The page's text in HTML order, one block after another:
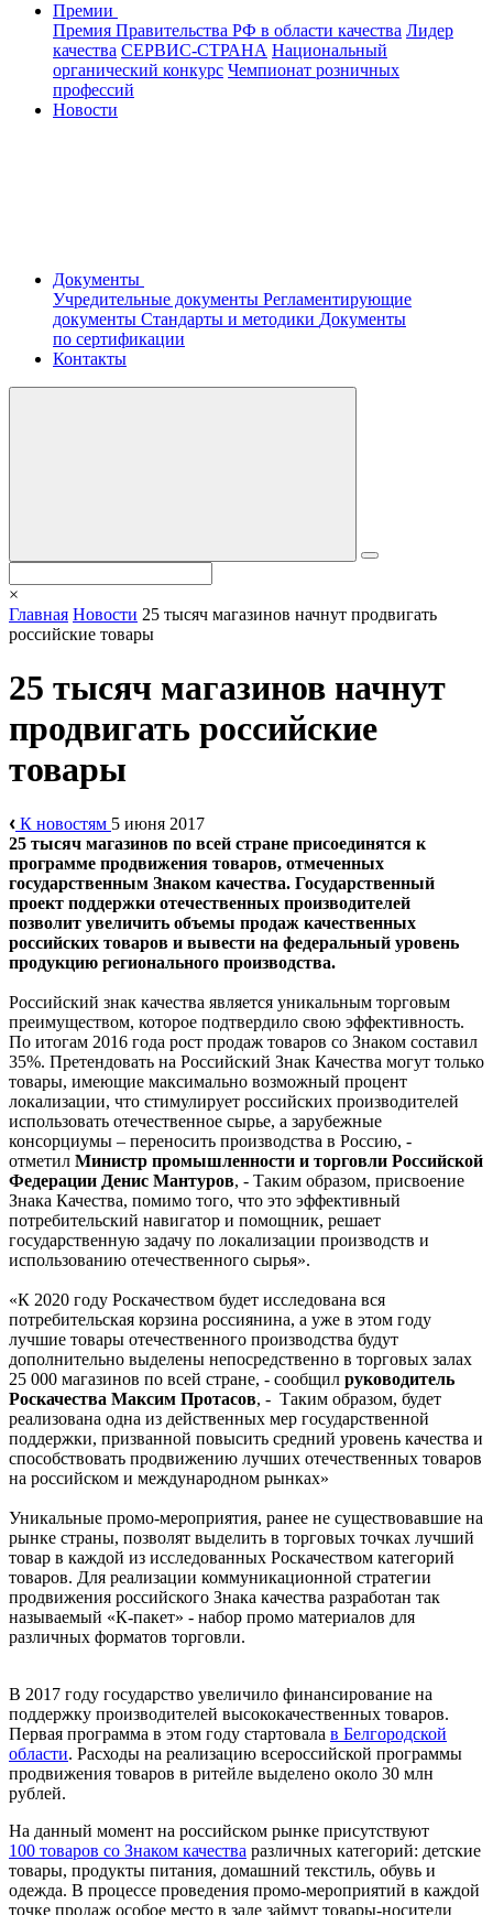
Премии
Премия Правительства РФ в области качества Лидер
качества СЕРВИС-СТРАНА Национальный
органический конкурс Чемпионат розничных
профессий
Новости
Документы
Учредительные документы Регламентирующие
документы Стандарты и методики Документы
по сертификации
Контакты
×
Главная Новости 25 тысяч магазинов начнут продвигать
российские товары
25 тысяч магазинов начнут
продвигать российские
товары
К новостям 5 июня 2017
25 тысяч магазинов по всей стране присоединятся к
программе продвижения товаров, отмеченных
государственным Знаком качества. Государственный
проект поддержки отечественных производителей
позволит увеличить объемы продаж качественных
российских товаров и вывести на федеральный уровень
продукцию регионального производства.
Российский знак качества является уникальным торговым
преимуществом, которое подтвердило свою эффективность.
По итогам 2016 года рост продаж товаров со Знаком составил
35%. Претендовать на Российский Знак Качества могут только
товары, имеющие максимально возможный процент
локализации, что стимулирует российских производителей
использовать отечественное сырье, а зарубежные
консорциумы – переносить производства в Россию, -
отметил Министр промышленности и торговли Российской
Федерации Денис Мантуров, - Таким образом, присвоение
Знака Качества, помимо того, что это эффективный
потребительский навигатор и помощник, решает
государственную задачу по локализации производств и
использованию отечественного сырья».
«К 2020 году Роскачеством будет исследована вся
потребительская корзина россиянина, а уже в этом году
лучшие товары отечественного производства будут
дополнительно выделены непосредственно в торговых залах
25 000 магазинов по всей стране, - сообщил руководитель
Роскачества Максим Протасов, - Таким образом, будет
реализована одна из действенных мер государственной
поддержки, призванной повысить средний уровень качества и
способствовать продвижению лучших отечественных товаров
на российском и международном рынках»
Уникальные промо-мероприятия, ранее не существовавшие на
рынке страны, позволят выделить в торговых точках лучший
товар в каждой из исследованных Роскачеством категорий
товаров. Для реализации коммуникационной стратегии
продвижения российского Знака качества разработан так
называемый «К-пакет» - набор промо материалов для
различных форматов торговли.
В 2017 году государство увеличило финансирование на
поддержку производителей высококачественных товаров.
Первая программа в этом году стартовала в Белгородской
области. Расходы на реализацию всероссийской программы
продвижения товаров в ритейле выделено около 30 млн
рублей.
На данный момент на российском рынке присутствуют
100 товаров со Знаком качества различных категорий: детские
товары, продукты питания, домашний текстиль, обувь и
одежда. В процессе проведения промо-мероприятий в каждой
точке продаж особое место в зале займут товары-носители